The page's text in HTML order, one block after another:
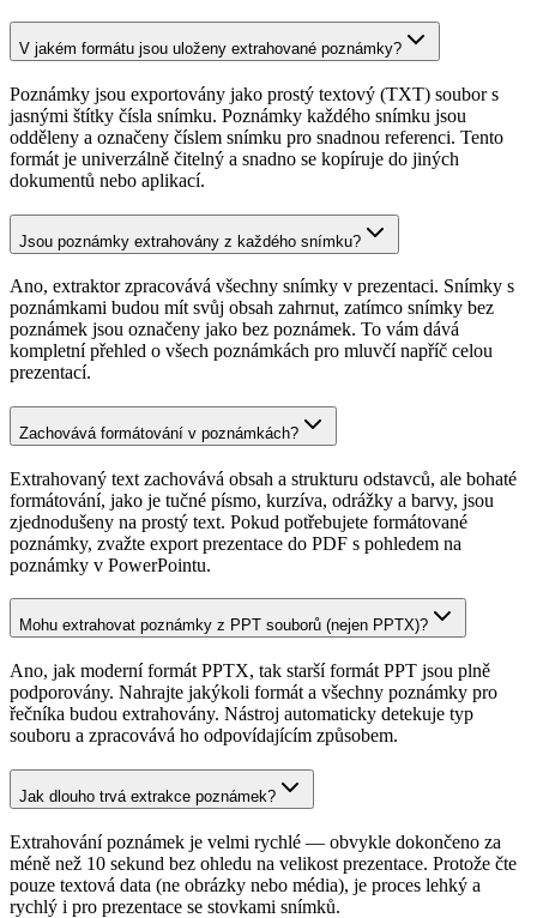
V jakém formátu jsou uloženy extrahované poznámky?
Poznámky jsou exportovány jako prostý textový (TXT) soubor s
jasnými štítky čísla snímku. Poznámky každého snímku jsou
odděleny a označeny číslem snímku pro snadnou referenci. Tento
formát je univerzálně čitelný a snadno se kopíruje do jiných
dokumentů nebo aplikací.
Jsou poznámky extrahovány z každého snímku?
Ano, extraktor zpracovává všechny snímky v prezentaci. Snímky s
poznámkami budou mít svůj obsah zahrnut, zatímco snímky bez
poznámek jsou označeny jako bez poznámek. To vám dává
kompletní přehled o všech poznámkách pro mluvčí napříč celou
prezentací.
Zachovává formátování v poznámkách?
Extrahovaný text zachovává obsah a strukturu odstavců, ale bohaté
formátování, jako je tučné písmo, kurzíva, odrážky a barvy, jsou
zjednodušeny na prostý text. Pokud potřebujete formátované
poznámky, zvažte export prezentace do PDF s pohledem na
poznámky v PowerPointu.
Mohu extrahovat poznámky z PPT souborů (nejen PPTX)?
Ano, jak moderní formát PPTX, tak starší formát PPT jsou plně
podporovány. Nahrajte jakýkoli formát a všechny poznámky pro
řečníka budou extrahovány. Nástroj automaticky detekuje typ
souboru a zpracovává ho odpovídajícím způsobem.
Jak dlouho trvá extrakce poznámek?
Extrahování poznámek je velmi rychlé — obvykle dokončeno za
méně než 10 sekund bez ohledu na velikost prezentace. Protože čte
pouze textová data (ne obrázky nebo média), je proces lehký a
rychlý i pro prezentace se stovkami snímků.